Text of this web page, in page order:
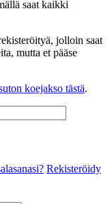
saat kaikki
jolloin saat
mutta et pääse
koejakso tästä.
Rekisteröidy